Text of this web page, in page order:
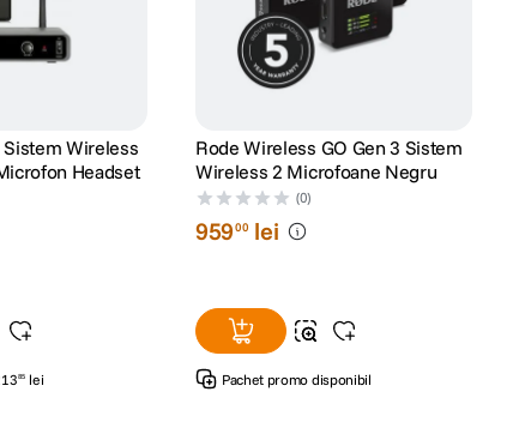
Sistem Wireless
Headset
85 lei
Rode Wireless GO Gen 3 Sistem
Wireless 2 Microfoane Negru
(0)
95900 lei
Pachet promo disponibil